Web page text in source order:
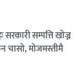
सम्पत्ति खोज्न
चासो, मोजमस्तीमै